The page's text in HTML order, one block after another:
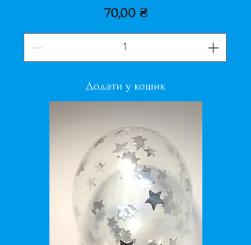
Ціна
70,00 ₴
Додати у кошик